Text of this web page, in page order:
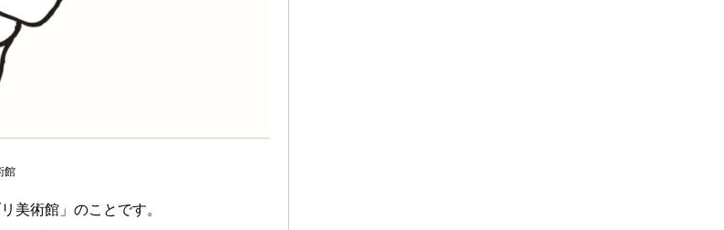
館
美術館」のことです。